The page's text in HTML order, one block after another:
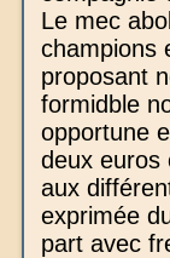
Le mec
champions
proposant
formidble
opportune
deux euros
aux
exprimée
part avec